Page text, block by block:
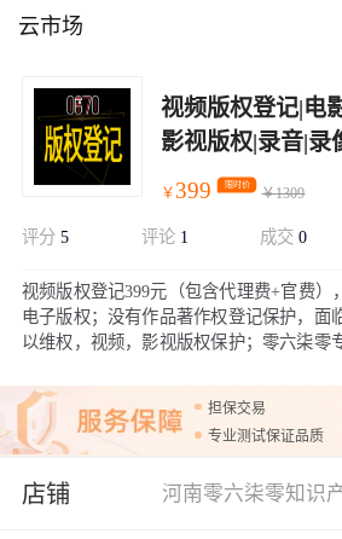
云市场
视频版权登记|电
影视版权|录音|录
局正规代理，不
￥ 399 限时价
￥1309
评分 5 评论 1 成交0
视频版权登记399元（包含代理费+官费）
电子版权；没有作品著作权登记保护，面
以维权，视频，影视版权保护；零六柒零
担保交易
专业测试保证品质
店铺 河南零六柒零知识